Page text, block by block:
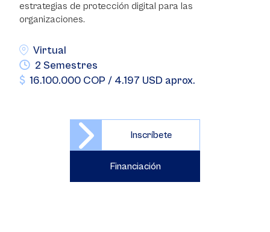
estrategias de protección digital para las
organizaciones.
2 Semestres
Virtual
16.100.000 COP / 4.197 USD aprox.
Inscríbete
Financiación